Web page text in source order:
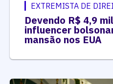
EXTREMISTA DE
Devendo R$ 4,9
influencer
mansão nos EUA